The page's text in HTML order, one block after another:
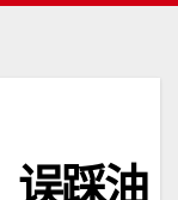
误踩油